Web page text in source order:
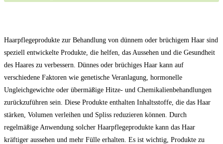
Haarpflegeprodukte zur Behandlung von dünnem oder brüchigem Haar sind
speziell entwickelte Produkte, die helfen, das Aussehen und die Gesundheit
des Haares zu verbessern. Dünnes oder brüchiges Haar kann auf
verschiedene Faktoren wie genetische Veranlagung, hormonelle
Ungleichgewichte oder übermäßige Hitze- und Chemikalienbehandlungen
zurückzuführen sein. Diese Produkte enthalten Inhaltsstoffe, die das Haar
stärken, Volumen verleihen und Spliss reduzieren können. Durch
regelmäßige Anwendung solcher Haarpflegeprodukte kann das Haar
kräftiger aussehen und mehr Fülle erhalten. Es ist wichtig, Produkte zu